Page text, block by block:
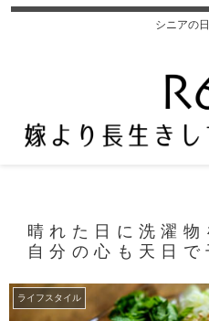
シニアの
晴れた日に洗濯物
自分の心も天日で
ライフスタイル